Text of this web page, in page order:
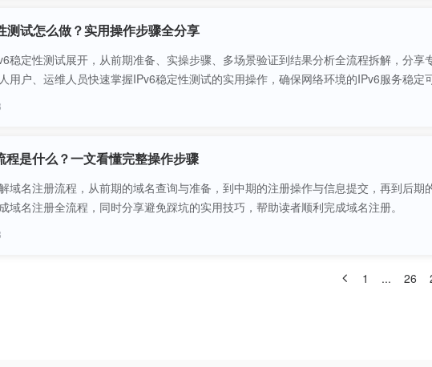
测试怎么做？实用操作步骤全分享
稳定性测试展开，从前期准备、实操步骤、多场景验证到结果分析全流程拆解，分享
用户、运维人员快速掌握IPv6稳定性测试的实用操作，确保网络环境的IPv6服务稳定
程是什么？一文看懂完整操作步骤
域名注册流程，从前期的域名查询与准备，到中期的注册操作与信息提交，再到后期
域名注册全流程，同时分享避免踩坑的实用技巧，帮助读者顺利完成域名注册。
1 ... 26